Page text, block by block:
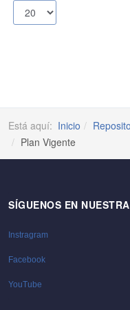
Está aquí: Inicio
Plan Vigente
SÍGUENOS EN
Instragram
Facebook
YouTube